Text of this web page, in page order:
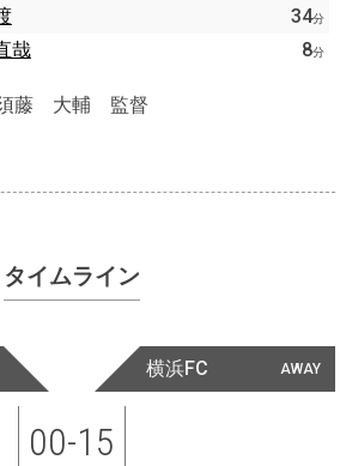
34分
哉 8分
藤 大輔 監督
タイムライン
AWAY
横浜FC
00-15